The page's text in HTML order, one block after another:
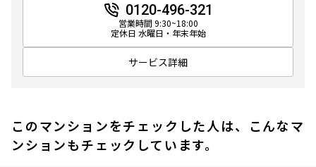
0120-496-321
営業時間 9:30~18:00
定休日 水曜日・年末年始
サービス詳細
このマンションをチェックした人は、こんなマ
ンションもチェックしています。